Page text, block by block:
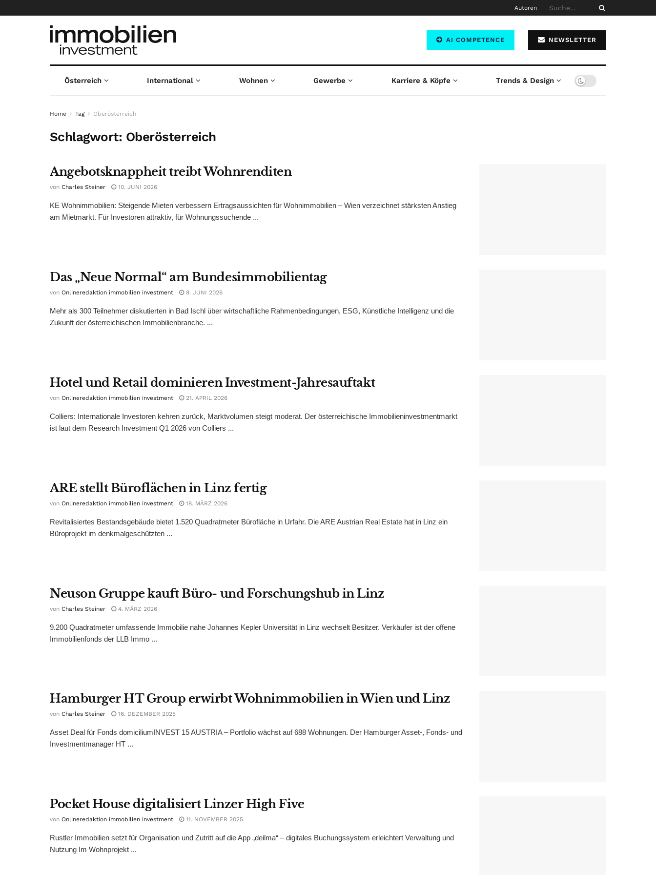
Autoren
AI COMPETENCE NEWSLETTER
Österreich International Wohnen Gewerbe Karriere & Köpfe Trends & Design
Home Tag Oberösterreich
Schlagwort: Oberösterreich
Angebotsknappheit treibt Wohnrenditen
von Charles Steiner 10. JUNI 2026
KE Wohnimmobilien: Steigende Mieten verbessern Ertragsaussichten für Wohnimmobilien – Wien verzeichnet stärksten Anstieg
am Mietmarkt. Für Investoren attraktiv, für Wohnungssuchende ...
Das „Neue Normal“ am Bundesimmobilientag
von Onlineredaktion immobilien investment 8. JUNI 2026
Mehr als 300 Teilnehmer diskutierten in Bad Ischl über wirtschaftliche Rahmenbedingungen, ESG, Künstliche Intelligenz und die
Zukunft der österreichischen Immobilienbranche. ...
Hotel und Retail dominieren Investment-Jahresauftakt
von Onlineredaktion immobilien investment 21. APRIL 2026
Colliers: Internationale Investoren kehren zurück, Marktvolumen steigt moderat. Der österreichische Immobilieninvestmentmarkt
ist laut dem Research Investment Q1 2026 von Colliers ...
ARE stellt Büroflächen in Linz fertig
von Onlineredaktion immobilien investment 18. MÄRZ 2026
Revitalisiertes Bestandsgebäude bietet 1.520 Quadratmeter Bürofläche in Urfahr. Die ARE Austrian Real Estate hat in Linz ein
Büroprojekt im denkmalgeschützten ...
Neuson Gruppe kauft Büro- und Forschungshub in Linz
von Charles Steiner 4. MÄRZ 2026
9.200 Quadratmeter umfassende Immobilie nahe Johannes Kepler Universität in Linz wechselt Besitzer. Verkäufer ist der offene
Immobilienfonds der LLB Immo ...
Hamburger HT Group erwirbt Wohnimmobilien in Wien und Linz
von Charles Steiner 16. DEZEMBER 2025
Asset Deal für Fonds domiciliumINVEST 15 AUSTRIA – Portfolio wächst auf 688 Wohnungen. Der Hamburger Asset-, Fonds- und
Investmentmanager HT ...
Pocket House digitalisiert Linzer High Five
von Onlineredaktion immobilien investment 11. NOVEMBER 2025
Rustler Immobilien setzt für Organisation und Zutritt auf die App „deilma“ – digitales Buchungssystem erleichtert Verwaltung und
Nutzung Im Wohnprojekt ...